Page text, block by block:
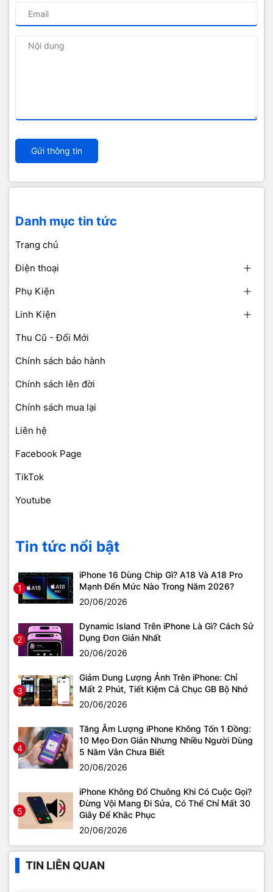
Gửi thông tin
Danh mục tin tức
Trang chủ
Điện thoại
Phụ Kiện
Linh Kiện
Thu Cũ - Đổi Mới
Chính sách bảo hành
Chính sách lên đời
Chính sách mua lại
Liên hệ
Facebook Page
TikTok
Youtube
Tin tức nổi bật
1
iPhone 16 Dùng Chip Gì? A18 Và A18 Pro
Mạnh Đến Mức Nào Trong Năm 2026?
20/06/2026
2
Dynamic Island Trên iPhone Là Gì? Cách Sử
Dụng Đơn Giản Nhất
20/06/2026
3
Giảm Dung Lượng Ảnh Trên iPhone: Chỉ
Mất 2 Phút, Tiết Kiệm Cả Chục GB Bộ Nhớ
20/06/2026
4
Tăng Âm Lượng iPhone Không Tốn 1 Đồng:
10 Mẹo Đơn Giản Nhưng Nhiều Người Dùng
5 Năm Vẫn Chưa Biết
20/06/2026
5
iPhone Không Đổ Chuông Khi Có Cuộc Gọi?
Đừng Vội Mang Đi Sửa, Có Thể Chỉ Mất 30
Giây Để Khắc Phục
20/06/2026
TIN LIÊN QUAN